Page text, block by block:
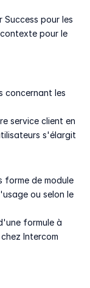
Success pour les
pour le
concernant les
service client en
s'élargit
forme de module
ou selon le
formule à
Intercom